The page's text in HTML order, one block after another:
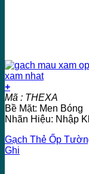
+
Mã : THEXA
Bề Mặt: Men Bóng
Nhãn Hiệu: Nhập
Gạch Thẻ Ốp
Ghi